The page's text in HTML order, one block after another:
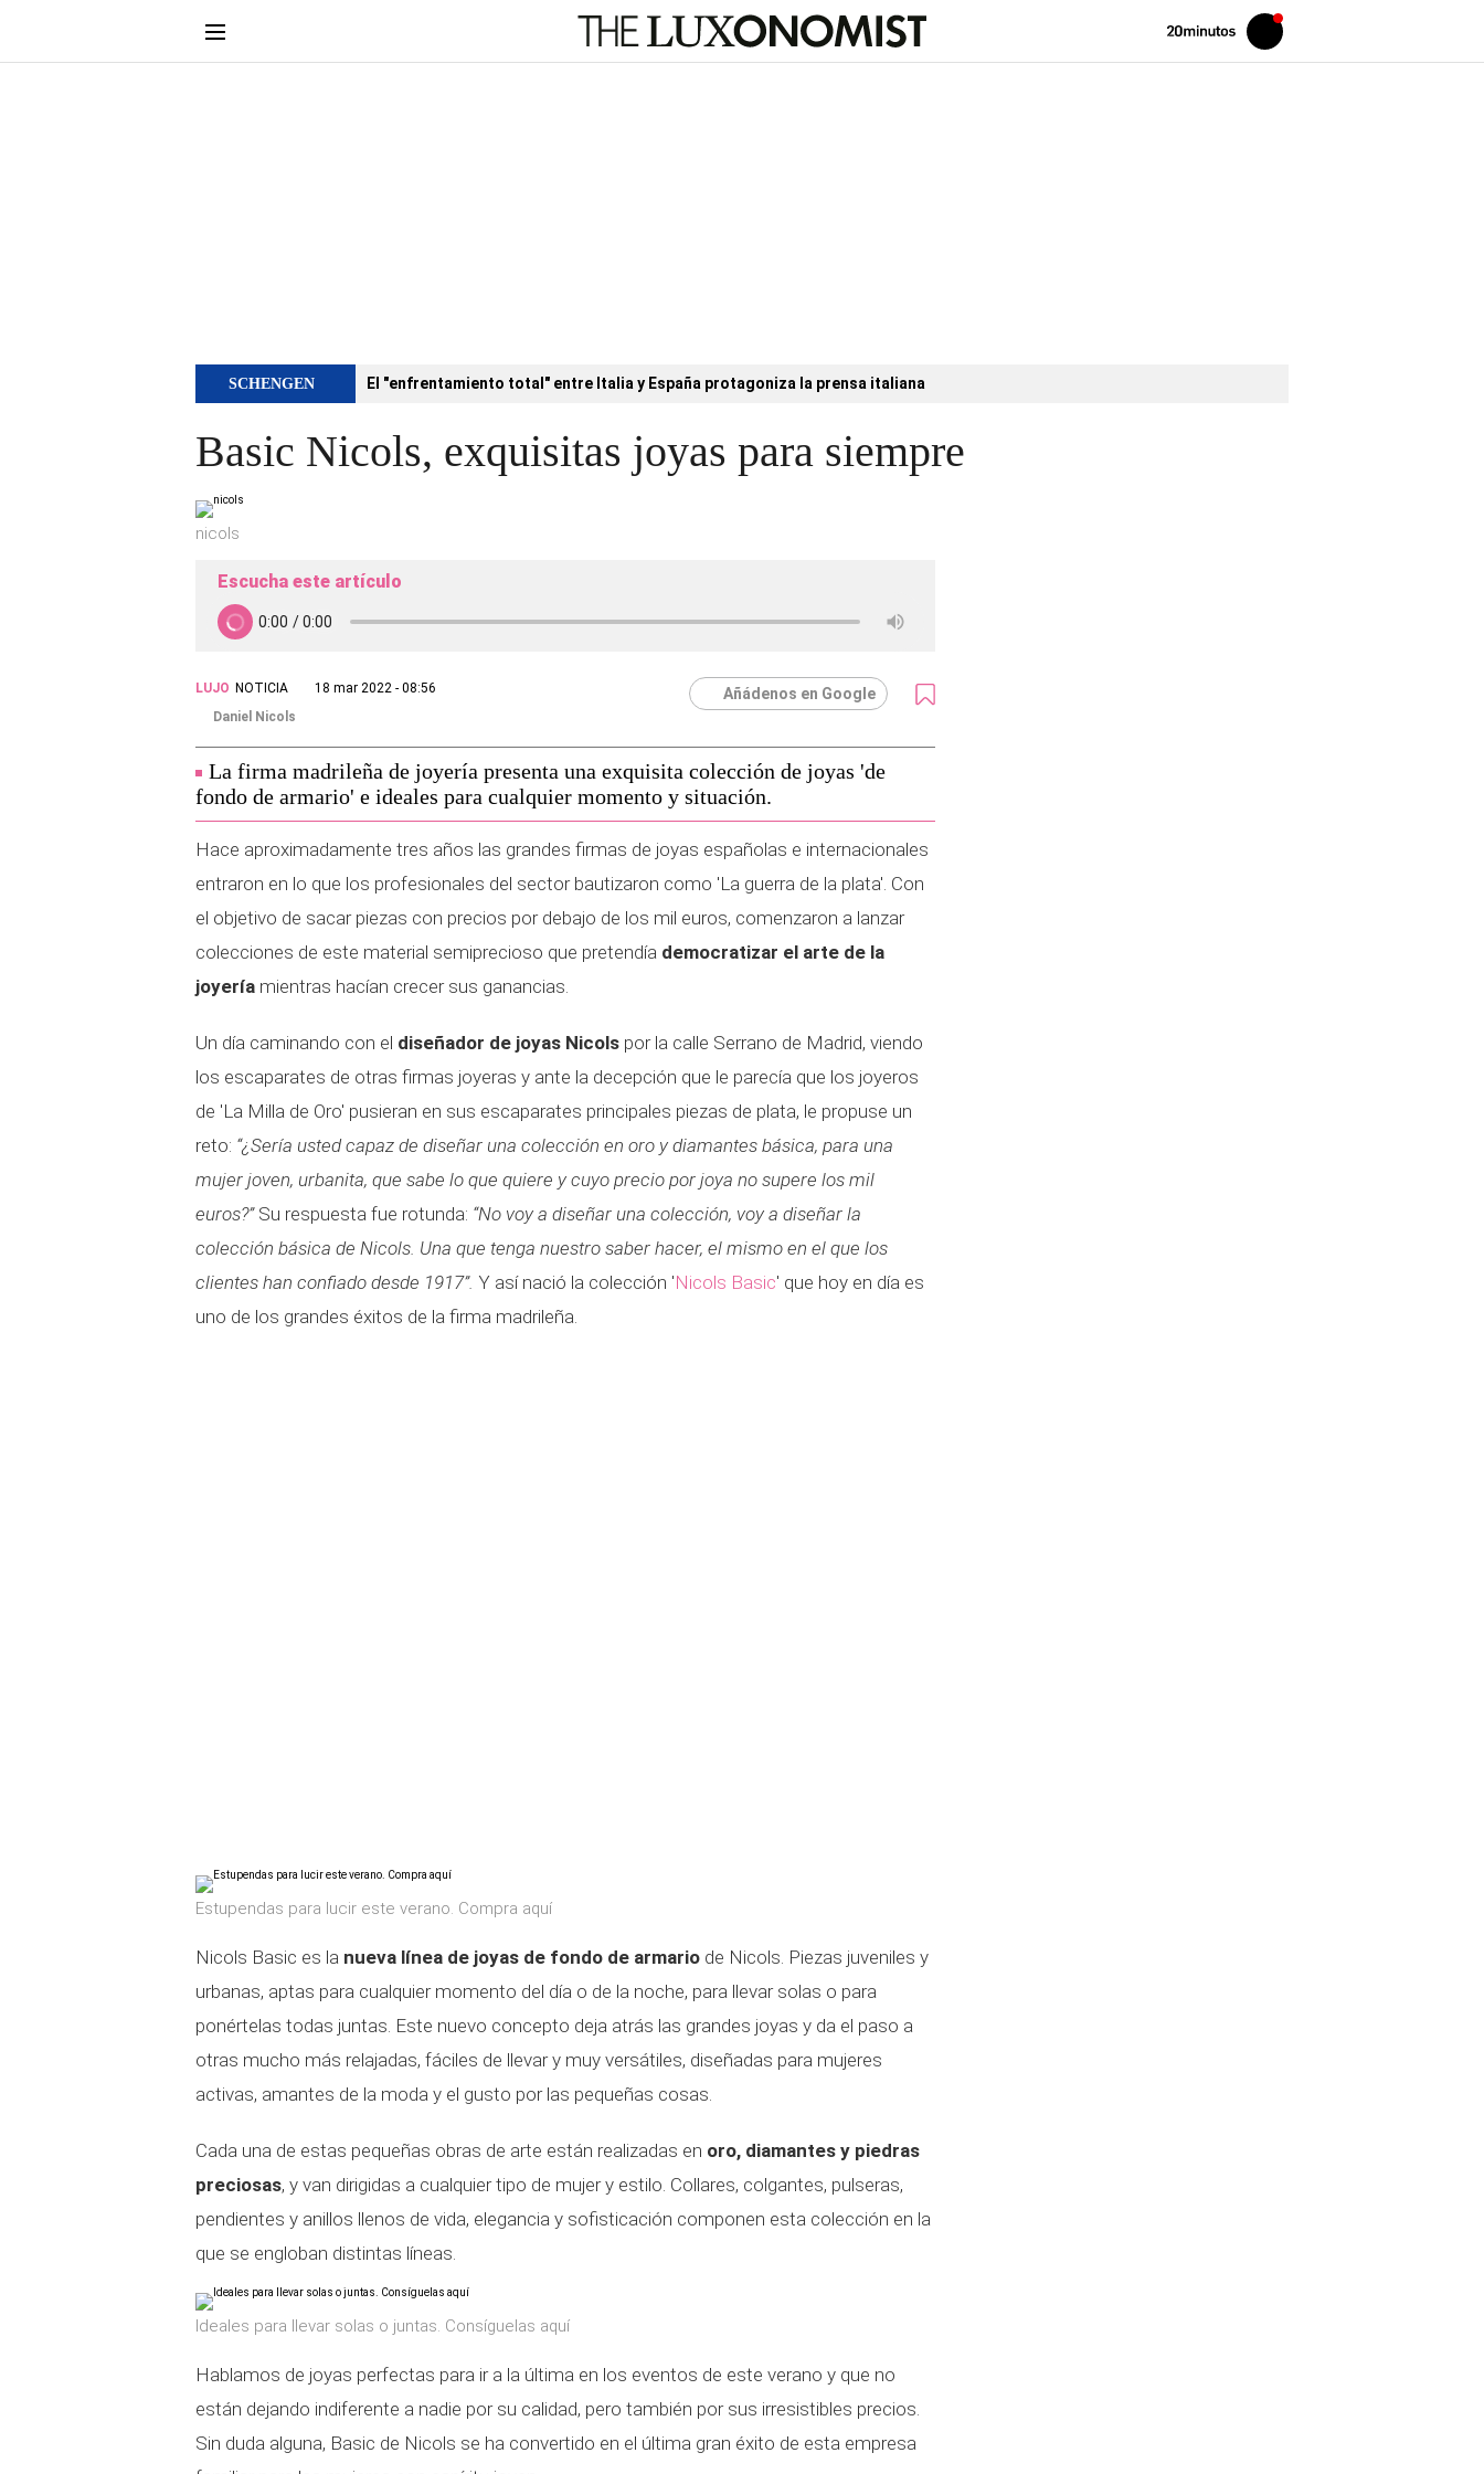
Volver
Iniciar
sesión
SCHENGEN El "enfrentamiento total" entre Italia y España protagoniza la prensa italiana
Basic Nicols, exquisitas joyas para siempre
nicols
Escucha este artículo
LUJO NOTICIA
18 mar 2022 - 08:56
Daniel Nicols
Añádenos en Google
La firma madrileña de joyería presenta una exquisita colección de joyas 'de
fondo de armario' e ideales para cualquier momento y situación.
Hace aproximadamente tres años las grandes firmas de joyas españolas e internacionales
entraron en lo que los profesionales del sector bautizaron como 'La guerra de la plata'. Con
el objetivo de sacar piezas con precios por debajo de los mil euros, comenzaron a lanzar
colecciones de este material semiprecioso que pretendía democratizar el arte de la
joyería mientras hacían crecer sus ganancias.
Un día caminando con el diseñador de joyas Nicols por la calle Serrano de Madrid, viendo
los escaparates de otras firmas joyeras y ante la decepción que le parecía que los joyeros
de 'La Milla de Oro' pusieran en sus escaparates principales piezas de plata, le propuse un
reto: “¿Sería usted capaz de diseñar una colección en oro y diamantes básica, para una
mujer joven, urbanita, que sabe lo que quiere y cuyo precio por joya no supere los mil
euros?”Su respuesta fue rotunda: “No voy a diseñar una colección, voy a diseñar la
colección básica de Nicols. Una que tenga nuestro saber hacer, el mismo en el que los
clientes han confiado desde 1917”. Y así nació la colección 'Nicols Basic' que hoy en día es
uno de los grandes éxitos de la firma madrileña.
Estupendas para lucir este verano. Compra aquí
Nicols Basic es la nueva línea de joyas de fondo de armario de Nicols. Piezas juveniles y
urbanas, aptas para cualquier momento del día o de la noche, para llevar solas o para
ponértelas todas juntas. Este nuevo concepto deja atrás las grandes joyas y da el paso a
otras mucho más relajadas, fáciles de llevar y muy versátiles, diseñadas para mujeres
activas, amantes de la moda y el gusto por las pequeñas cosas.
Cada una de estas pequeñas obras de arte están realizadas en oro, diamantes y piedras
preciosas, y van dirigidas a cualquier tipo de mujer y estilo. Collares, colgantes, pulseras,
pendientes y anillos llenos de vida, elegancia y sofisticación componen esta colección en la
que se engloban distintas líneas.
Ideales para llevar solas o juntas. Consíguelas aquí
Hablamos de joyas perfectas para ir a la última en los eventos de este verano y que no
están dejando indiferente a nadie por su calidad, pero también por sus irresistibles precios.
Sin duda alguna, Basic de Nicols se ha convertido en el última gran éxito de esta empresa